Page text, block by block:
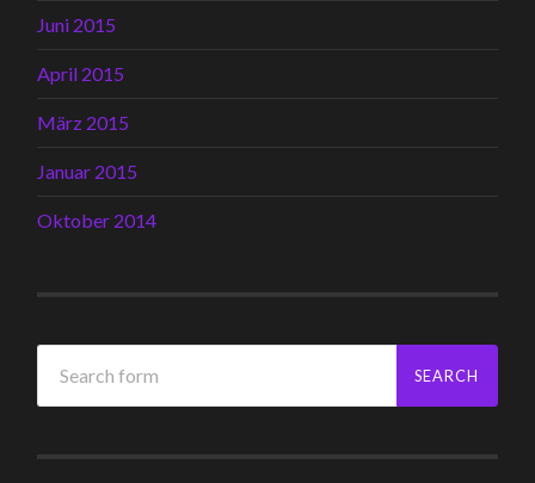
Juni 2015
April 2015
März 2015
Januar 2015
Oktober 2014